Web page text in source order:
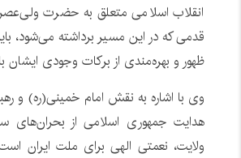
انقلاب اسلامی متعلق به حضرت
قدمی که در این مسیر برداشته می‌شود،
ظهور و بهره‌مندی از برکات وجودی ایشان
وی با اشاره به نقش امام خمینی(ره) و
هدایت جمهوری اسلامی از بحران‌های
ولایت، نعمتی الهی برای ملت ایران